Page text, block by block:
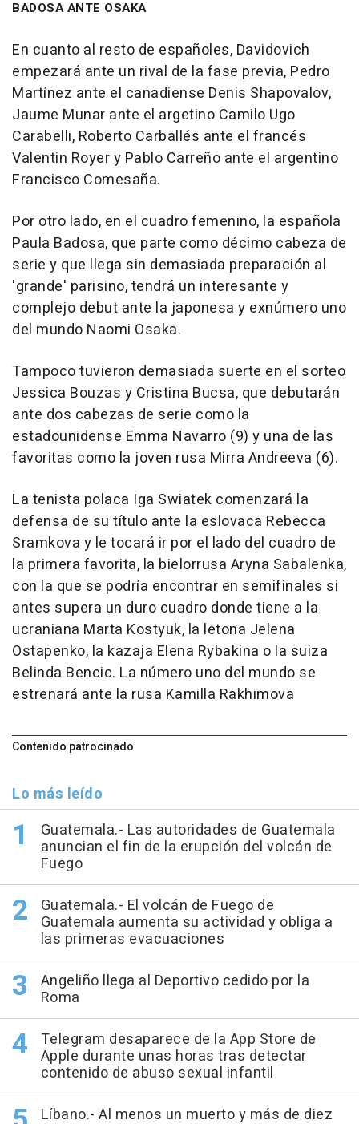
BADOSA ANTE OSAKA
En cuanto al resto de españoles, Davidovich
empezará ante un rival de la fase previa, Pedro
Martínez ante el canadiense Denis Shapovalov,
Jaume Munar ante el argetino Camilo Ugo
Carabelli, Roberto Carballés ante el francés
Valentin Royer y Pablo Carreño ante el argentino
Francisco Comesaña.
Por otro lado, en el cuadro femenino, la española
Paula Badosa, que parte como décimo cabeza de
serie y que llega sin demasiada preparación al
'grande' parisino, tendrá un interesante y
complejo debut ante la japonesa y exnúmero uno
del mundo Naomi Osaka.
Tampoco tuvieron demasiada suerte en el sorteo
Jessica Bouzas y Cristina Bucsa, que debutarán
ante dos cabezas de serie como la
estadounidense Emma Navarro (9) y una de las
favoritas como la joven rusa Mirra Andreeva (6).
La tenista polaca Iga Swiatek comenzará la
defensa de su título ante la eslovaca Rebecca
Sramkova y le tocará ir por el lado del cuadro de
la primera favorita, la bielorrusa Aryna Sabalenka,
con la que se podría encontrar en semifinales si
antes supera un duro cuadro donde tiene a la
ucraniana Marta Kostyuk, la letona Jelena
Ostapenko, la kazaja Elena Rybakina o la suiza
Belinda Bencic. La número uno del mundo se
estrenará ante la rusa Kamilla Rakhimova
Contenido patrocinado
Lo más leído
Guatemala.- Las autoridades de Guatemala
anuncian el fin de la erupción del volcán de
Fuego
Guatemala.- El volcán de Fuego de
Guatemala aumenta su actividad y obliga a
las primeras evacuaciones
Angeliño llega al Deportivo cedido por la
Roma
Telegram desaparece de la App Store de
Apple durante unas horas tras detectar
contenido de abuso sexual infantil
Líbano.- Al menos un muerto y más de diez